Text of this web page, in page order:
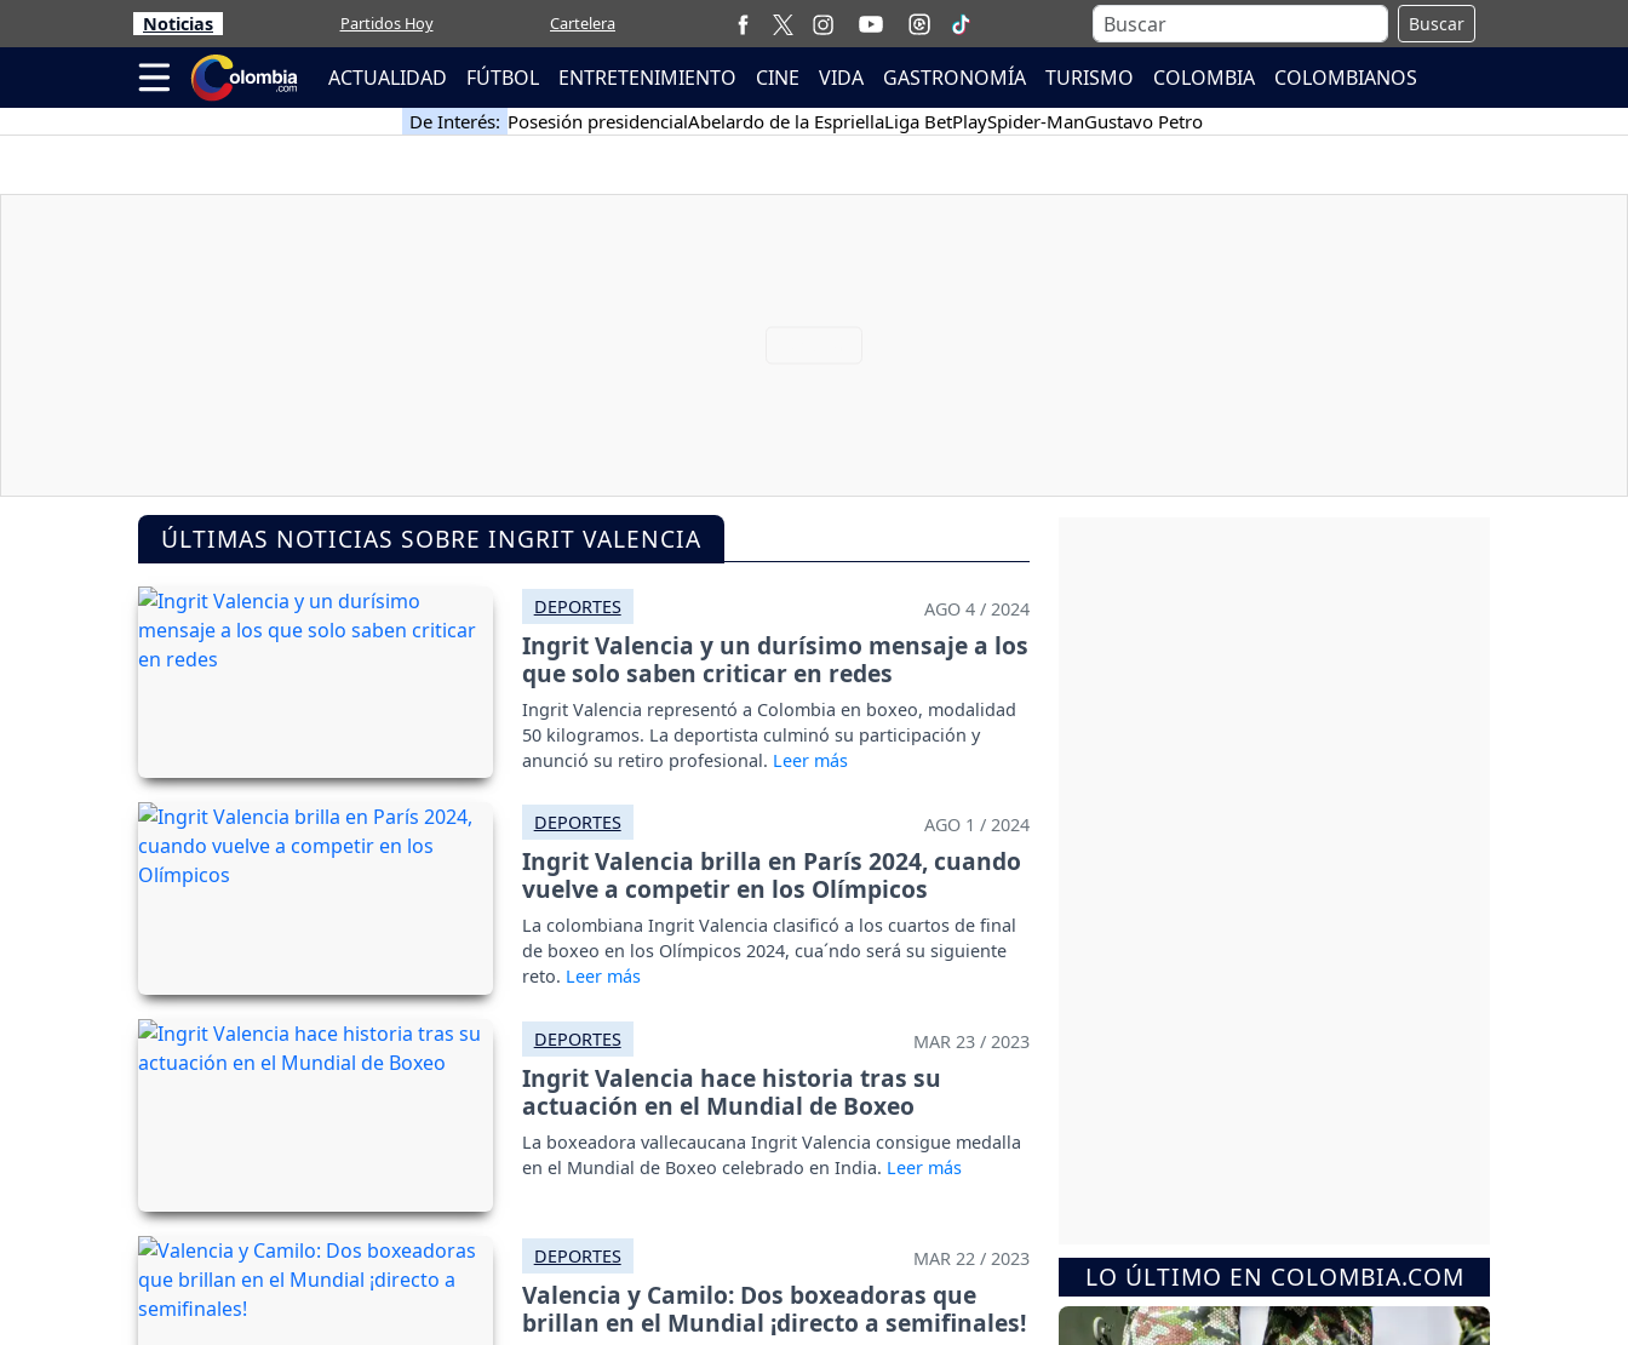
Noticias Partidos Hoy Cartelera Buscar
ACTUALIDAD FÚTBOL ENTRETENIMIENTO CINE VIDA GASTRONOMÍA TURISMO COLOMBIA COLOMBIANOS
De Interés: Posesión presidencialAbelardo de la EspriellaLiga BetPlaySpider-ManGustavo Petro
ÚLTIMAS NOTICIAS SOBRE INGRIT VALENCIA
DEPORTES AGO 4 / 2024
Ingrit Valencia y un durísimo mensaje a los
que solo saben criticar en redes
Ingrit Valencia representó a Colombia en boxeo, modalidad
50 kilogramos. La deportista culminó su participación y
anunció su retiro profesional.
DEPORTES AGO 1 / 2024
Ingrit Valencia brilla en París 2024, cuando
vuelve a competir en los Olímpicos
La colombiana Ingrit Valencia clasificó a los cuartos de final
de boxeo en los Olímpicos 2024, cua´ndo será su siguiente
reto.
DEPORTES MAR 23 / 2023
Ingrit Valencia hace historia tras su
actuación en el Mundial de Boxeo
La boxeadora vallecaucana Ingrit Valencia consigue medalla
en el Mundial de Boxeo celebrado en India.
DEPORTES MAR 22 / 2023
Valencia y Camilo: Dos boxeadoras que
brillan en el Mundial ¡directo a semifinales!
LO ÚLTIMO EN COLOMBIA.COM